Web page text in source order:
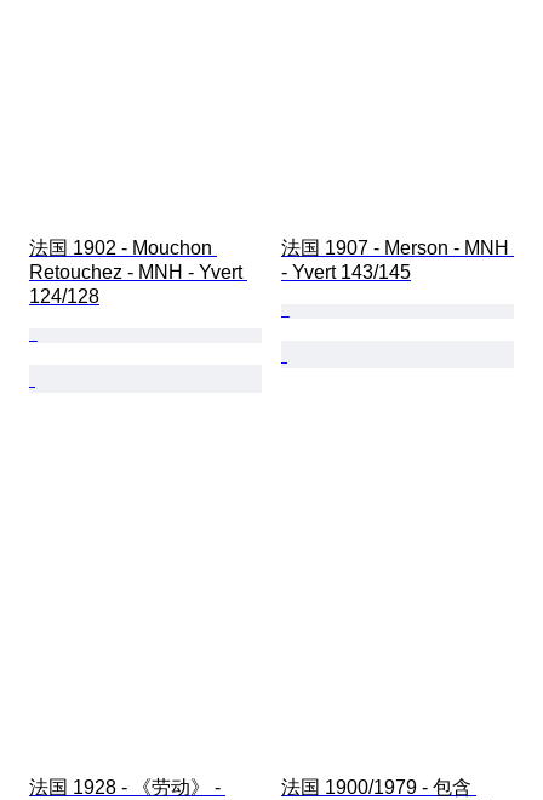
法国 1902 - Mouchon
Retouchez - MNH - Yvert
124/128
法国 1907 - Merson - MNH
- Yvert 143/145
法国 1928 - 《劳动》 -
法国 1900/1979 - 包含